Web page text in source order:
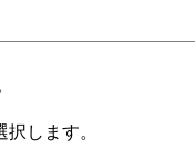
択します。